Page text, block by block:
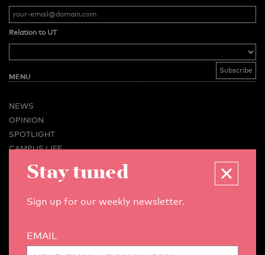
Relation to UT
MENU
NEWS
OPINION
SPOTLIGHT
CAMPUS LIFE
VIDEO
BUSINESS & CAREER
CONTACT
Stay tuned
Sign up for our weekly newsletter.
EMAIL